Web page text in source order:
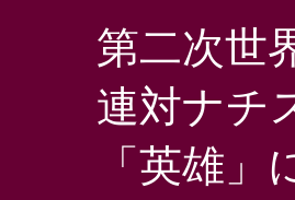
第二次世
連対ナチ
「英雄